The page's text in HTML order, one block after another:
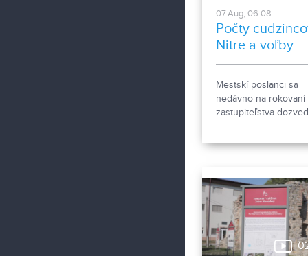
07.Aug, 06:08
Počty
Nitre a voľby
Mestskí poslanci sa
nedávno na rokovaní
zastupiteľstva
vyvolalo otázniky,
možné za krátke
zapísať taký počet
obyvateľov. Tieto
nezrovnalosti sme sa
rozhodli objasniť.